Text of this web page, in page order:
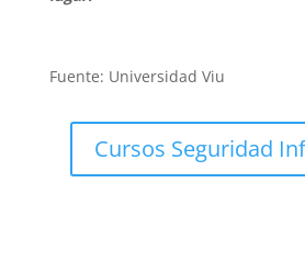
Fuente: Universidad Viu
Cursos Seguridad